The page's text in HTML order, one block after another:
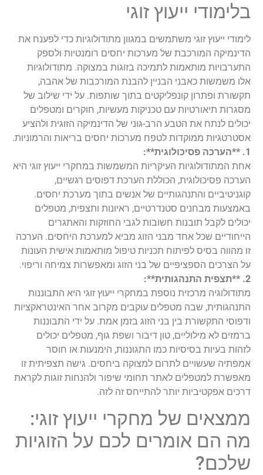
בלימודי ייעוץ זוגי
לימודי ייעוץ זוגי משתמשים במגוון מתודולוגיות כדי לפענח את
הדינמיקה המורכבת של מערכות יחסים רומנטיות ולספק
התערבויות מותאמות לתמיכה בזוגות במצוקה. מתודולוגיות
אלו משמשות כאבני הבניין להבנת המורכבות של אהבה,
תקשורת ופתרון קונפליקטים בתוך שותפות. על ידי שילוב של
מסגרות תיאורטיות עם טכניקות מעשיות, חוקרים ומטפלים
יכולים לנתח את הטבע הרב-גוני של הדינמיקה הזוגית ולהציע
אסטרטגיות ממוקדות לטפח מערכות יחסים בריאות והרמוניות.
1. **הערכה פסיכולוגית**:
אחת המתודולוגיות העיקריות המשמשות במחקרי ייעוץ זוגי היא
הערכה פסיכולוגית, הכוללת הערכת דפוסים רגשיים,
קוגניטיביים והתנהגותיים של אנשים בתוך מערכת יחסים.
באמצעות מבחנים סטנדרטיים, ראיונות ותצפית, מטפלים
יכולים לקבל תובנות חשובות לגבי החוזקות והאתגרים
הייחודיים שכל אחד מבני הזוג מביא למערכת היחסים. הערכה
זו מהווה בסיס לפיתוח תכניות טיפול מותאמות אישית העונות
על הצרכים הספציפיים של בני הזוג ומאפשרות צמיחה וריפוי.
2. **תצפית התנהגותית**:
מתודולוגיה מרכזית נוספת במחקרי ייעוץ זוגי היא התבוננות
התנהגותית, שבה מטפלים עוקבים מקרוב אחר האינטראקציות
ודפוסי התקשורת בין בני הזוג בזמן אמת. על ידי התבוננות
ברמזים לא מילוליים, טון דיבור ושפת גוף, מטפלים יכולים
לזהות בעיות בסיסיות כמו התגוננות, הימנעות או חוסר
אמפתיה שעשויים לתרום למצוקה ביחסים. גישה תצפיתית זו
מאפשרת למטפלים לאתר תחומי שיפור ולהנחות זוגות לקראת
דרכים אפקטיביות יותר להתייחס זה לזה.
ממצאים של מחקרי ייעוץ זוגי:
מה הם אומרים לכם על הזוגיות
שלכם?